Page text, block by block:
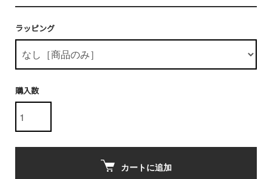
ラッピング
購入数
カートに追加